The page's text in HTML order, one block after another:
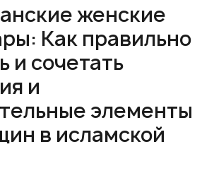
женские
Как правильно
и сочетать
и
элементы
в исламской